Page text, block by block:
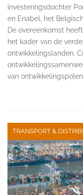
investeringsdochter
en Enabel, het
De overeenkomst
het kader van de
ontwikkelingslanden.
van
TRANSPORT &